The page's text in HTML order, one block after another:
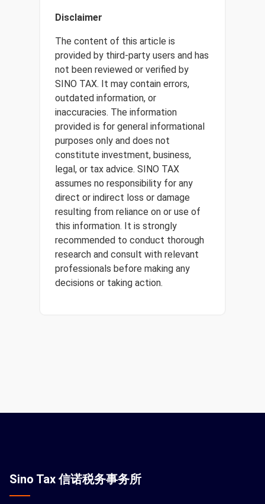
Disclaimer
The content of this article is
provided by third-party users and has
not been reviewed or verified by
SINO TAX. It may contain errors,
outdated information, or
inaccuracies. The information
provided is for general informational
purposes only and does not
constitute investment, business,
legal, or tax advice. SINO TAX
assumes no responsibility for any
direct or indirect loss or damage
resulting from reliance on or use of
this information. It is strongly
recommended to conduct thorough
research and consult with relevant
professionals before making any
decisions or taking action.
Sino Tax 信诺税务事务所